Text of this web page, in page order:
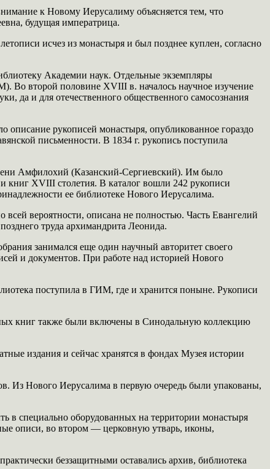
к Новому Иерусалиму объясняется тем, что
будущая императрица.
исчез из монастыря и был позднее куплен, согласно
Академии наук. Отдельные экземпляры
Во второй половине XVIII в. началось научное изучение
да и для отечественного общественного самосознания
описание рукописей монастыря, опубликованное гораздо
письменности. В 1834 г. рукопись поступила
Амфилохий (Казанский-Сергиевский). Им было
книг XVIII столетия. В каталог вошли 242 рукописи
ее библиотеке Нового Иерусалима.
вероятности, описана не полностью. Часть Евангелий
труда архимандрита Леонида.
занимался еще один научный авторитет своего
и документов. При работе над историей Нового
поступила в ГИМ, где и хранится поныне. Рукописи
книг также были включены в Синодальную коллекцию
издания и сейчас хранятся в фондах Музея истории
Из Нового Иерусалима в первую очередь были упакованы,
в специально оборудованных на территории монастыря
описи, во втором — церковную утварь, иконы,
беззащитными оставались архив, библиотека